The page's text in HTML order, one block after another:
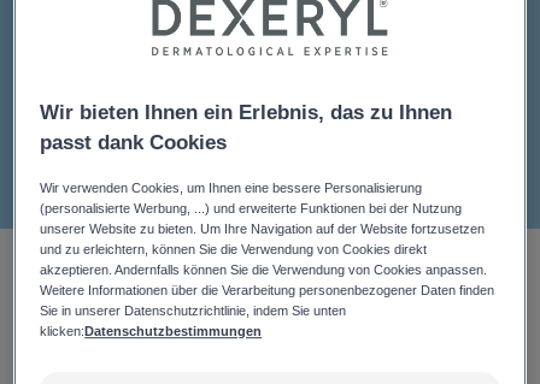
hat mehrere klinische Studien für trockene Haut unter
dermatologischer Aufsicht durchgeführt. Mehr
5 Ergebnisse "Hauttrockenheit
(Xerose)"
Wir bieten Ihnen ein Erlebnis, das zu Ihnen
passt dank Cookies
Wir verwenden Cookies, um Ihnen eine bessere Personalisierung
(personalisierte Werbung, ...) und erweiterte Funktionen bei der Nutzung
unserer Website zu bieten. Um Ihre Navigation auf der Website fortzusetzen
und zu erleichtern, können Sie die Verwendung von Cookies direkt
akzeptieren. Andernfalls können Sie die Verwendung von Cookies anpassen.
Weitere Informationen über die Verarbeitung personenbezogener Daten finden
Sie in unserer Datenschutzrichtlinie, indem Sie unten
klicken:Datenschutzbestimmungen